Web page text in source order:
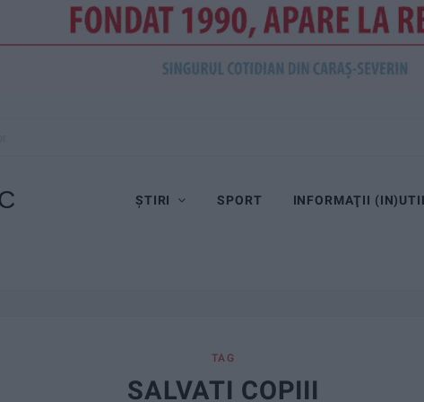
ȘTIRI SPORT INFORMAŢII
TAG
SALVATI COPIII